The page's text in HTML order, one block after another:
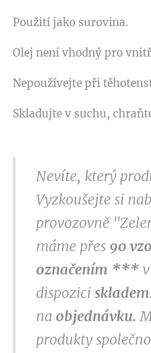
Použití jako surovina.
Olej není vhodný pro
Nepoužívejte při
Skladujte v suchu,
Nevíte, který
Vyzkoušejte si
provozovně
máme přes 90
označením *** v
dispozici skladem
na objednávku.
produkty